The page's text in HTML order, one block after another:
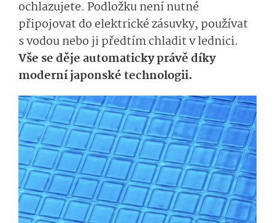
ochlazujete. Podložku není nutné
připojovat do elektrické zásuvky, používat
s vodou nebo ji předtím chladit v lednici.
Vše se děje automaticky právě díky
moderní japonské technologii.